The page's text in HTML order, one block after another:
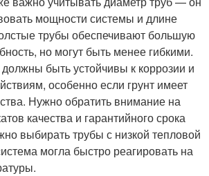
мощности системы и длине
трубы обеспечивают большую
но могут быть менее гибкими.
быть устойчивы к коррозии и
особенно если грунт имеет
Нужно обратить внимание на
качества и гарантийного срока
выбирать трубы с низкой тепловой
могла быстро реагировать на